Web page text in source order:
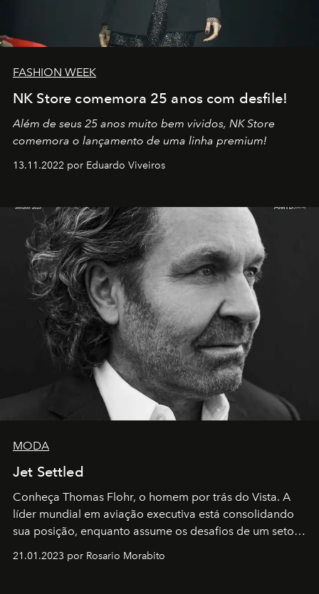
FASHION WEEK
NK Store comemora 25 anos com desfile!
Além de seus 25 anos muito bem vividos, NK Store
comemora o lançamento de uma linha premium!
13.11.2022 por Eduardo Viveiros
MODA
Jet Settled
Conheça Thomas Flohr, o homem por trás do Vista. A
líder mundial em aviação executiva está consolidando
sua posição, enquanto assume os desafios de um setor
21.01.2023 por Rosario Morabito